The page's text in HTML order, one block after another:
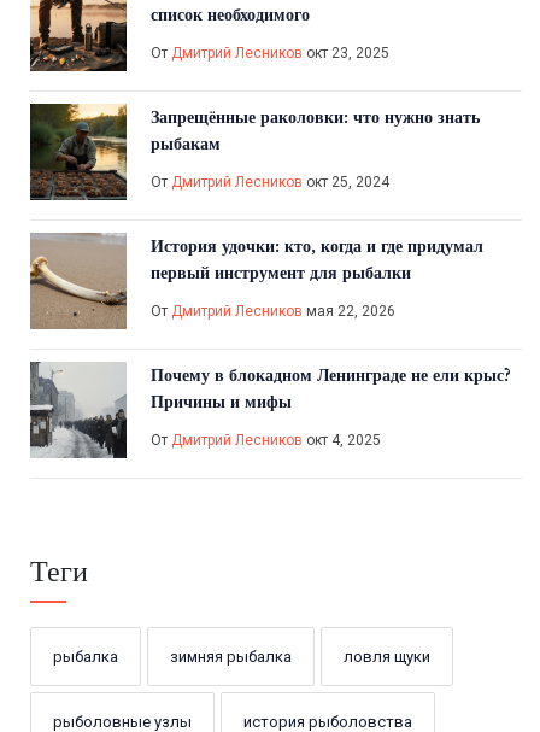
список необходимого
От Дмитрий Лесников окт 23, 2025
Запрещённые раколовки: что нужно знать
рыбакам
От Дмитрий Лесников окт 25, 2024
История удочки: кто, когда и где придумал
первый инструмент для рыбалки
От Дмитрий Лесников мая 22, 2026
Почему в блокадном Ленинграде не ели крыс?
Причины и мифы
От Дмитрий Лесников окт 4, 2025
Теги
рыбалка зимняя рыбалка ловля щуки
рыболовные узлы история рыболовства